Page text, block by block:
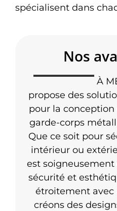
spécialisent dans
Nos
À
propose des
pour la conception
garde-corps
Que ce soit pour
intérieur ou
est
sécurité et
étroitement avec
créons des